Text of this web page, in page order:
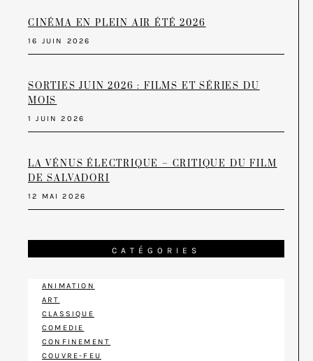
CINÉMA EN PLEIN AIR ÉTÉ 2026
16 JUIN 2026
SORTIES JUIN 2026 : FILMS ET SÉRIES DU
MOIS
1 JUIN 2026
LA VÉNUS ÉLECTRIQUE – CRITIQUE DU FILM
DE SALVADORI
12 MAI 2026
CATÉGORIES
ANIMATION
ART
CLASSIQUE
COMEDIE
CONFINEMENT
COUVRE-FEU